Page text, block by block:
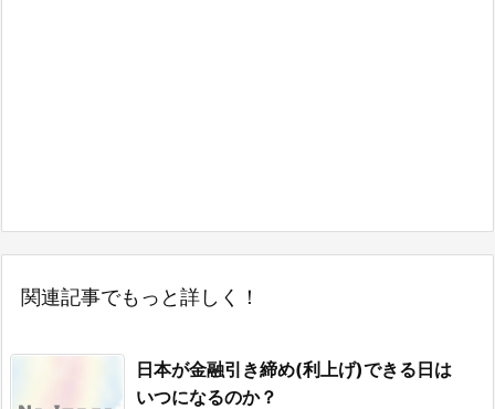
関連記事でもっと詳しく！
日本が金融引き締め(利上げ)できる日は
いつになるのか？